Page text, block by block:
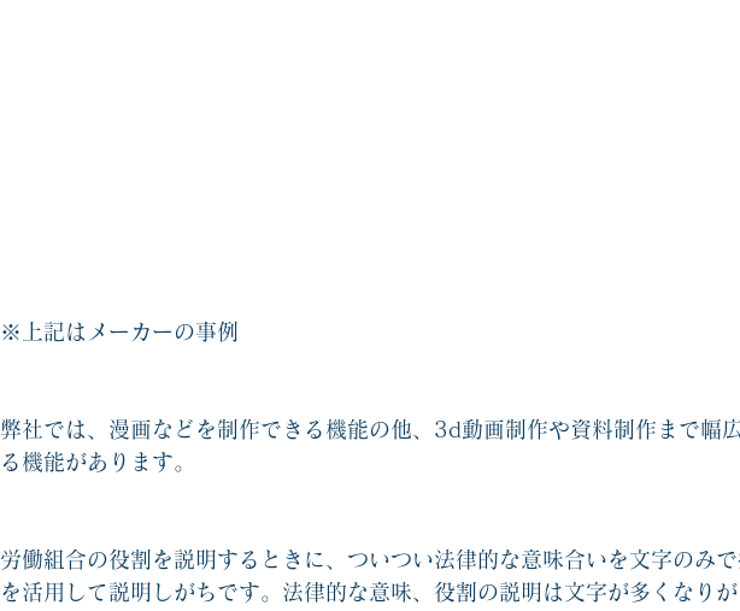
※上記はメーカーの事例
弊社では、漫画などを制作できる機能の他、3d動画制作や資料制作まで幅
る機能があります。
労働組合の役割を説明するときに、ついつい法律的な意味合いを文字のみ
を活用して説明しがちです。法律的な意味、役割の説明は文字が多くなり